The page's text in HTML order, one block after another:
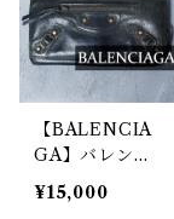
【BALENCIA
GA】バレンシ
アガ クラシッ
クコンチネンタ
¥15,000